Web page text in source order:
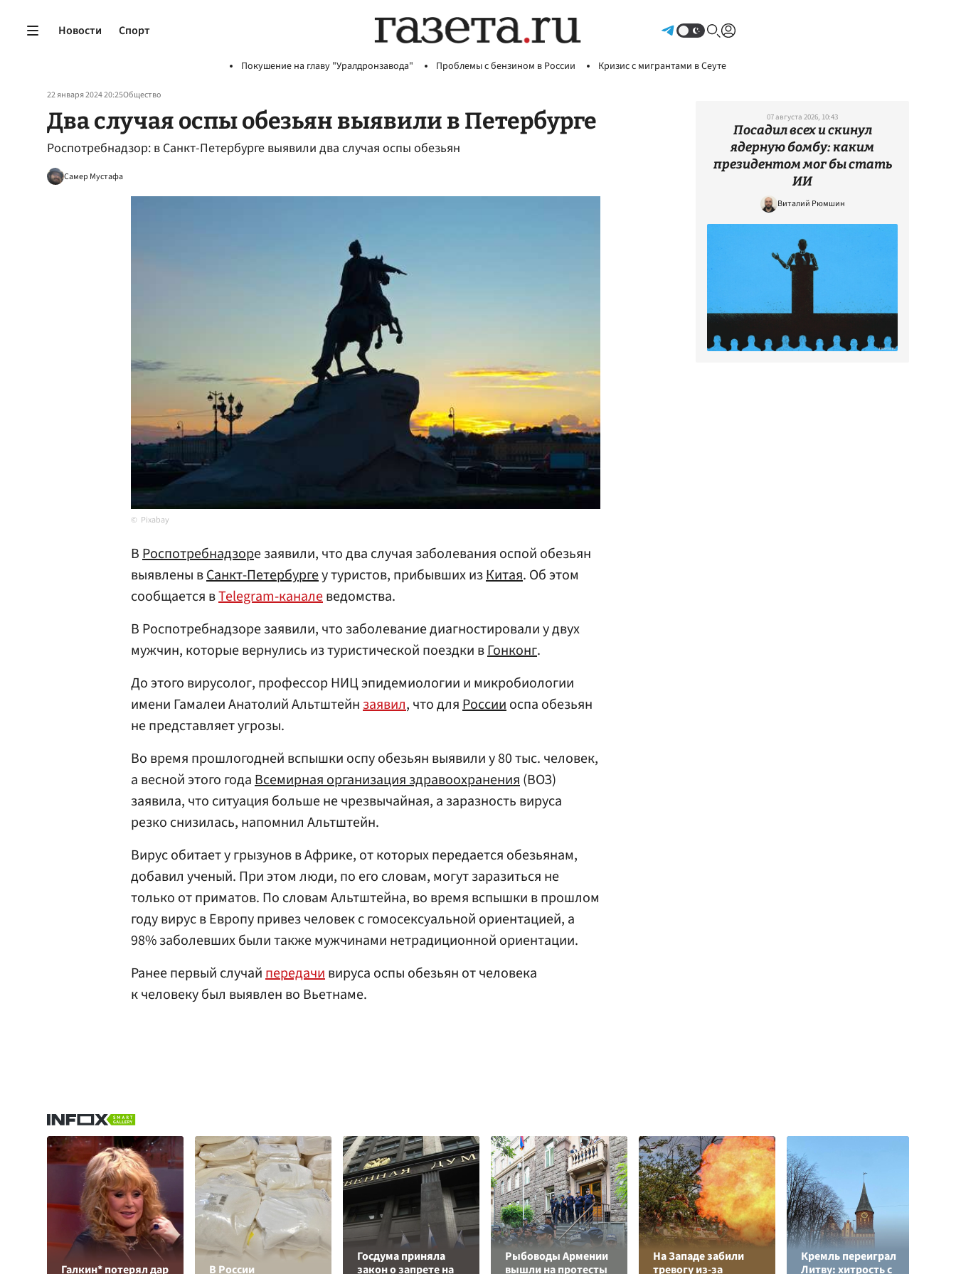
Новости Спорт
Покушение на главу "Уралдронзавода" Проблемы с бензином в России Кризис с мигрантами в Сеуте
22 января 2024 20:25Общество
Два случая оспы обезьян выявили в Петербурге
Роспотребнадзор: в Санкт-Петербурге выявили два случая оспы обезьян
Самер Мустафа
Pixabay
ВРоспотребнадзоре заявили, что два случая заболевания оспой обезьян
выявлены вСанкт-Петербургеу туристов, прибывших изКитая. Об этом
сообщается вTelegram-каналеведомства.
В Роспотребнадзоре заявили, что заболевание диагностировали у двух
мужчин, которые вернулись из туристической поездки вГонконг.
До этого вирусолог, профессор НИЦ эпидемиологии и микробиологии
имени Гамалеи Анатолий Альтштейнзаявил, что дляРоссииоспа обезьян
не представляет угрозы.
Во время прошлогодней вспышки оспу обезьян выявили у 80 тыс. человек,
а весной этого годаВсемирная организация здравоохранения(ВОЗ)
заявила, что ситуация больше не чрезвычайная, а заразность вируса
резко снизилась, напомнил Альтштейн.
Вирус обитает у грызунов в Африке, от которых передается обезьянам,
добавил ученый. При этом люди, по его словам, могут заразиться не
только от приматов. По словам Альтштейна, во время вспышки в прошлом
году вирус в Европу привез человек с гомосексуальной ориентацией, а
98% заболевших были также мужчинами нетрадиционной ориентации.
Ранее первый случайпередачивируса оспы обезьян от человека
к человеку был выявлен во Вьетнаме.
07 августа 2026, 10:43
Посадил всех и скинул
ядерную бомбу: каким
президентом мог бы стать
ИИ
Виталий Рюмшин
Галкин* потерял дар
В России
Госдума приняла
закон о запрете на
Рыбоводы Армении
вышли на протесты
На Западе забили
тревогу из-за
Кремль переиграл
Литву: хитрость с